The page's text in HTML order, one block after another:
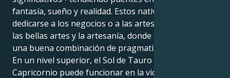
fantasía, sueño y realidad. Estos nativos podrían
dedicarse a los negocios o a las artes creativas, como
las bellas artes y la artesanía, donde es obligatoria
una buena combinación de pragmatismo y visión.
En un nivel superior, el Sol de Tauro con Neptuno en
Capricornio puede funcionar en la vida, equilibrando